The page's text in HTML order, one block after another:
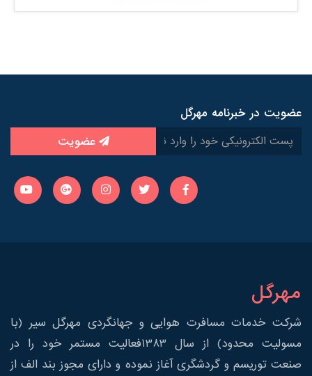
عضویت در خبرنامه مهرگل
عضویت
مهرگل
شرکت خدمات مسافرت هوایی و جهانگردی مهرگل سیر (با
مسولیت محدود) از سال 1383فعالیت مستمر خود را در
صنعت توریسم و گردشگری آغاز نموده و دارای مجوز بند الف از